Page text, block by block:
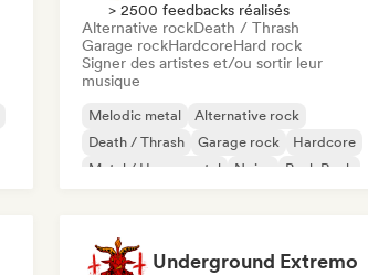
> 2500 feedbacks réalisés
Alternative rockDeath / Thrash
Garage rockHardcoreHard rock
Signer des artistes et/ou sortir leur
musique
Melodic metal
Alternative rock
Death / Thrash
Garage rock
Hardcore
Metal / Heavy metal
Noise Punk Rock
Underground Extremo